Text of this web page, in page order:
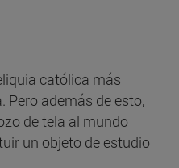
católica más
Pero además de esto,
de tela al mundo
un objeto de estudio